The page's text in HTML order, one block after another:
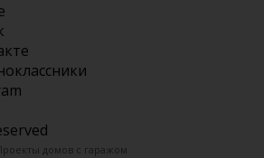
домов с гаражом